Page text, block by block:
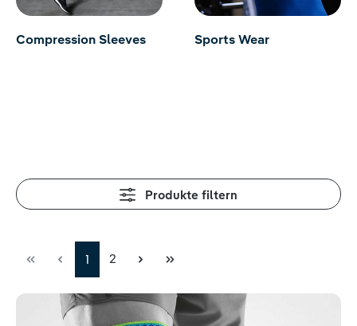
Compression Sleeves Sports Wear
Produkte filtern
1 2